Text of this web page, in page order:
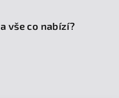
vše co nabízí?